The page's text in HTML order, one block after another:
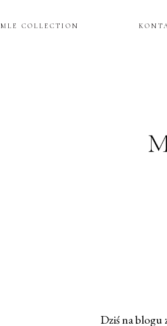
MLE COLLECTION
Dziś na blogu